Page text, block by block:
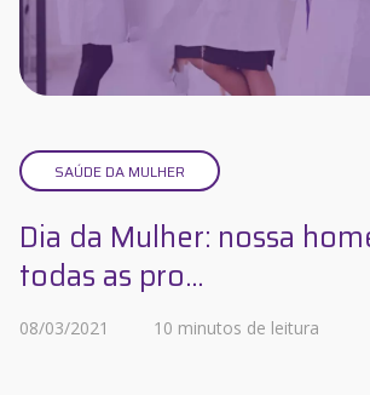
SAÚDE DA MULHER
Dia da Mulher: nossa
todas as pro...
08/03/2021 10 minutos de leitura